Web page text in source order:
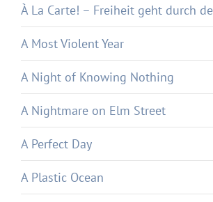
À La Carte! – Freiheit geht durch
A Most Violent Year
A Night of Knowing Nothing
A Nightmare on Elm Street
A Perfect Day
A Plastic Ocean